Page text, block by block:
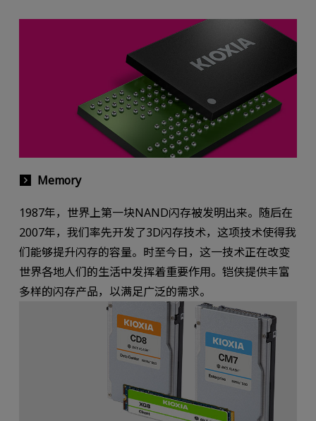
Memory
1987年，世界上第一块NAND闪存被发明出来。随后在
2007年，我们率先开发了3D闪存技术，这项技术使得我
们能够提升闪存的容量。时至今日，这一技术正在改变
世界各地人们的生活中发挥着重要作用。铠侠提供丰富
多样的闪存产品，以满足广泛的需求。